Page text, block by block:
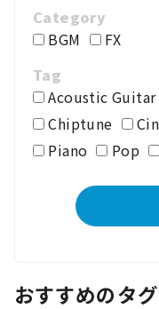
BGM FX
Acoustic Guitar
Chiptune
Piano
Pop
おすすめのタグ